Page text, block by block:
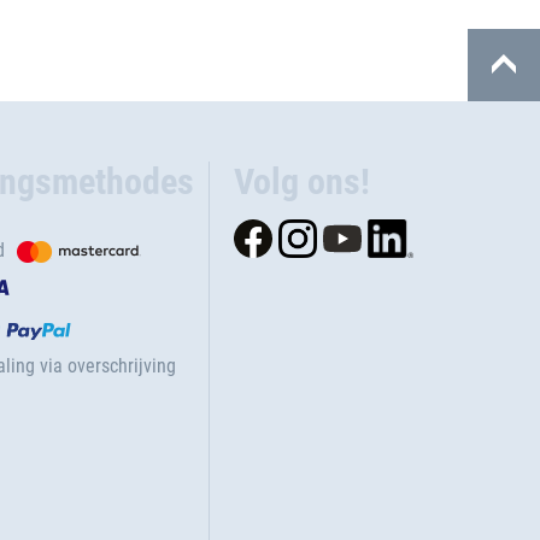
via overschrijving
Volg ons!